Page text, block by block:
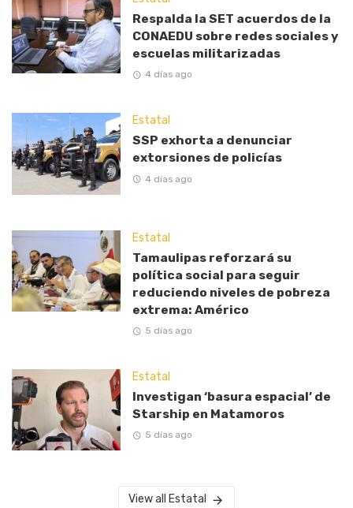
Respalda la SET acuerdos de la
CONAEDU sobre redes sociales y
escuelas militarizadas
4 días ago
Estatal
SSP exhorta a denunciar
extorsiones de policías
4 días ago
Estatal
Tamaulipas reforzará su
política social para seguir
reduciendo niveles de pobreza
extrema: Américo
5 días ago
Estatal
Investigan ‘basura espacial’ de
Starship en Matamoros
5 días ago
View all Estatal